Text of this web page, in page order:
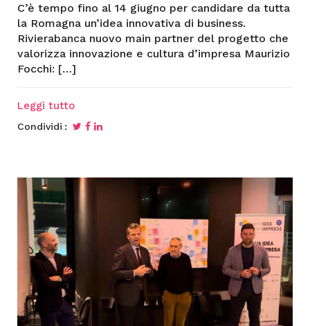
C’è tempo fino al 14 giugno per candidare da tutta
la Romagna un’idea innovativa di business.
Rivierabanca nuovo main partner del progetto che
valorizza innovazione e cultura d’impresa Maurizio
Focchi: […]
Leggi tutto
Condividi